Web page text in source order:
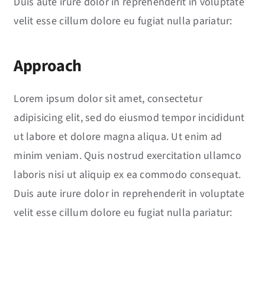
velit esse cillum dolore eu fugiat nulla pariatur:
Approach
Lorem ipsum dolor sit amet, consectetur
adipisicing elit, sed do eiusmod tempor incididunt
ut labore et dolore magna aliqua. Ut enim ad
minim veniam. Quis nostrud exercitation ullamco
laboris nisi ut aliquip ex ea commodo consequat.
Duis aute irure dolor in reprehenderit in voluptate
velit esse cillum dolore eu fugiat nulla pariatur: